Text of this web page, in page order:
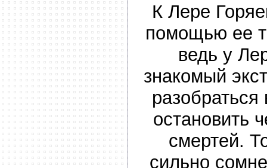
К Лере
помощью ее
ведь у
знакомый
остановить
смертей.
сильно